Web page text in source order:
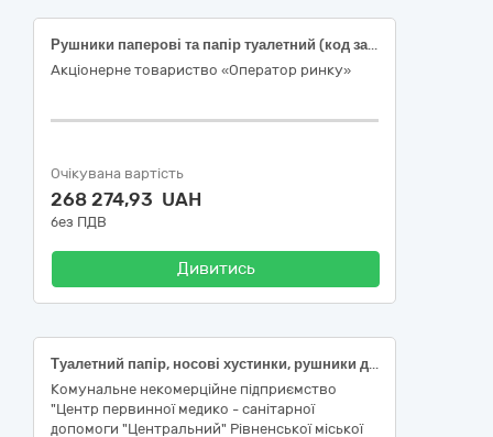
Рушники паперові та папір туалетний (код за ДК 021:2015 33760000-5 «Туалетний папір, носові хустинки, рушники для рук і серветки»)
Акціонерне товариство «Оператор ринку»
Очікувана вартість
268 274,93 UAH
без ПДВ
Дивитись
Туалетний папір, носові хустинки, рушники для рук і серветки
Комунальне некомерційне підприємство
"Центр первинної медико - санітарної
допомоги "Центральний" Рівненської міської